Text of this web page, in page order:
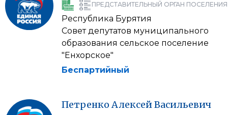
ПРЕДСТАВИТЕЛЬНЫЙ ОРГАН ПОСЕЛЕНИЯ
Республика Бурятия
Совет депутатов муниципального
образования сельское поселение
"Енхорское"
Беспартийный
Петренко АлексейВасильевич